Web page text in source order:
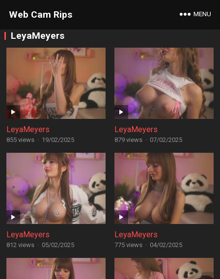
Web Cam Rips MENU
LeyaMeyers
LeyaMeyers
855 views · 19/02/2025
LeyaMeyers
879 views · 07/02/2025
LeyaMeyers
812 views · 05/02/2025
LeyaMeyers
775 views · 04/02/2025